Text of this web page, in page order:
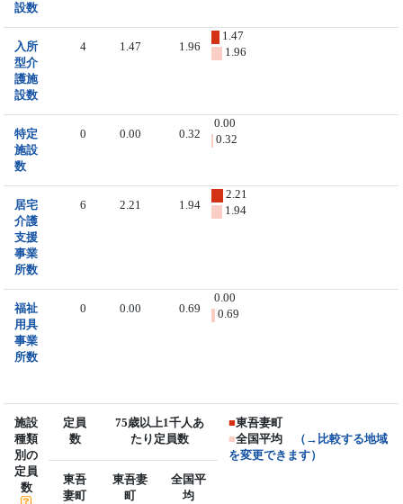
設数
入所
型介
護施
設数
4 1.47 1.96
1.47
1.96
特定
施設
数
0 0.00 0.32
0.00
0.32
居宅
介護
支援
事業
所数
6 2.21 1.94
2.21
1.94
福祉
用具
事業
所数
0 0.00 0.69
0.00
0.69
施設
種類
別の
定員
数
定員
数
75歳以上1千人あ
たり定員数
■東吾妻町
■全国平均
（→比較する地域
を変更できます）
東吾
妻町
東吾妻
町
全国平
均